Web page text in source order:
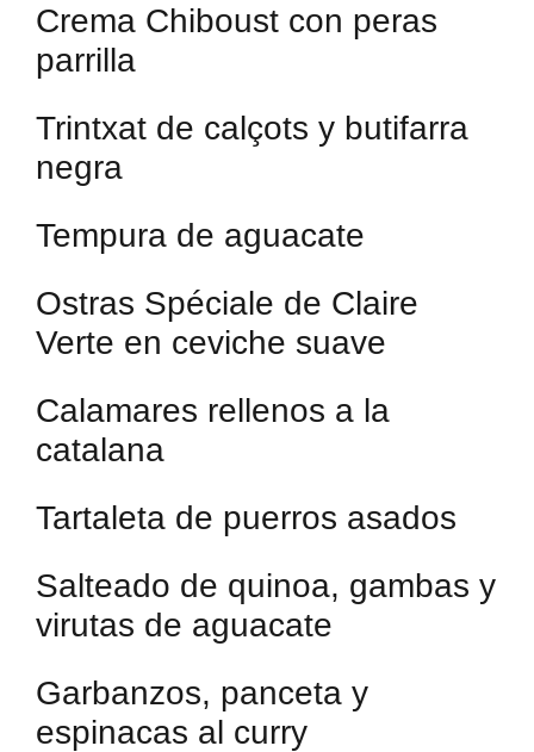
Crema Chiboust con peras
parrilla
Trintxat de calçots y butifarra
negra
Tempura de aguacate
Ostras Spéciale de Claire
Verte en ceviche suave
Calamares rellenos a la
catalana
Tartaleta de puerros asados
Salteado de quinoa, gambas y
virutas de aguacate
Garbanzos, panceta y
espinacas al curry